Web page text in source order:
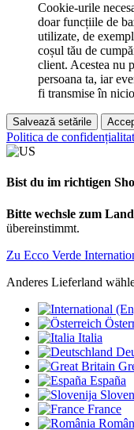
Cookie-urile
doar funcțiile de
utilizate, de
coșul tău de
client. Acestea nu
persoana ta, iar
fi transmise în
Salvează setările
Politica de
Bist du im richtigen
Bitte wechsle zum Land
übereinstimmt.
Zu Ecco Verde
Anderes Lieferland
Italia
España
France